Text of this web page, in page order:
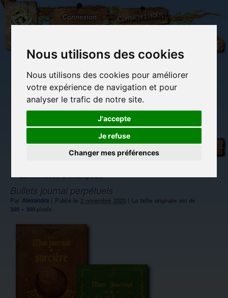
Nous utilisons des cookies
Nous utilisons des cookies pour améliorer
votre expérience de navigation et pour
analyser le trafic de notre site.
J'accepte
Je refuse
Changer mes préférences
L'Arbre
aux
100.000
Connexion Contactez-nous
(vide)
imaginaires
Carterie
papeterie
originale
manuelles,
détente et jeux
Objets déco et
cadeaux
Du côté du
←Confirmation d’inscription
Bullets journal perpétuels
Par Alexandra | Publié le 2 novembre 2020 | La taille originale est de
300 × 300 pixels